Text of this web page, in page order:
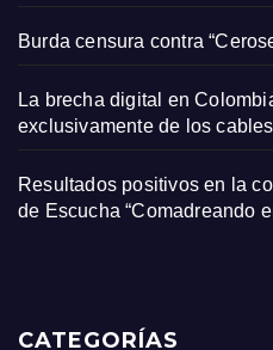
Burda censura contra
La brecha digital en
exclusivamente de los
Resultados positivos en la
de Escucha “Comadreando
CATEGORÍAS